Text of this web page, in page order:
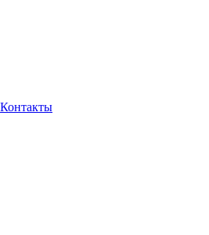
Контакты